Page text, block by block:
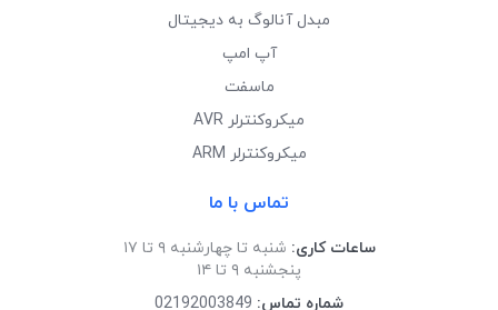
مبدل آنالوگ به دیجیتال
آپ امپ
ماسفت
میکروکنترلر AVR
میکروکنترلر ARM
تماس با ما
ساعات کاری: شنبه تا چهارشنبه ۹ تا ۱۷
پنجشنبه ۹ تا ۱۴
شماره تماس: 02192003849